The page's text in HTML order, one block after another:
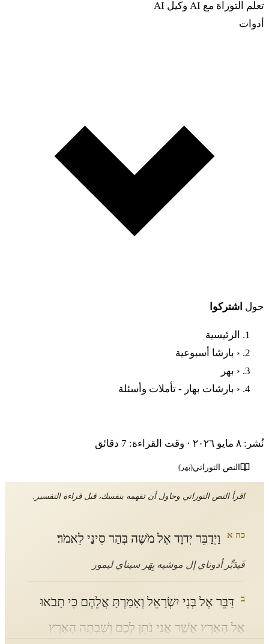
تعلم التوراة مع AI
وكيل AI
أدوات
حول اشتركوا
الرئيسية
‹ بارشا أسبوعية
‹ بهر
‹ بارشات بهار - تأملات وأسئلة
نُشر: ٨ مايو ٢٠٢٦ · وقت القراءة: 7 دقائق
النص التوراتي(بهر)
اقرأ النص التوراتي وحاول أن تفهمه بنفسك، قبل قراءة التفسير.
כה א וַיְדַבֵּר יְדוָד אֶל מֹשֶׁה בְּהַר סִינַי לֵאמֹר׃
فَيدَبِّر أدوناي إل موشيه بِهَر سيناي ليمور
ב
דַּבֵּר אֶל בְּנֵי יִשְׂרָאֵל וְאָמַרְתָּ אֲלֵהֶם כִּי תָבֹאוּ
אֶל הָאָרֶץ אֲשֶׁר אֲנִי נֹתֵן לָכֶם וְשָׁבְתָה הָאָרֶץ